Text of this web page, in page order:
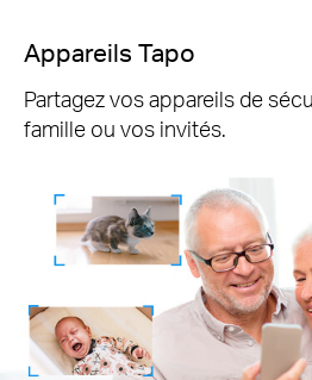
Appareils Tapo
Partagez vos appareils de
famille ou vos invités.